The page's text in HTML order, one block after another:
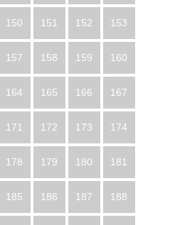
150 151 152 153
157 158 159 160
164 165 166 167
171 172 173 174
178 179 180 181
185 186 187 188